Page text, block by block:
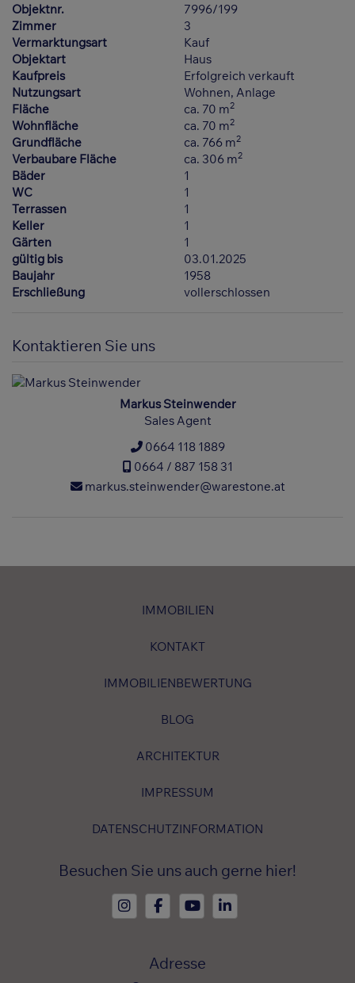
Objektnr.
7996/199
Zimmer
3
Vermarktungsart
Kauf
Objektart
Haus
Kaufpreis
Erfolgreich verkauft
Nutzungsart
Wohnen Anlage
Fläche
ca. 70 m2
Wohnfläche ca. 70 m2
Grundfläche ca. 766 m2
Verbaubare Fläche ca. 306 m2
Bäder
1
WC
1
Terrassen
1
Keller
1
Gärten
1
gültig bis
03.01.2025
Baujahr
1958
Erschließung
vollerschlossen
Kontaktieren Sie uns
Markus Steinwender
Sales Agent
0664 118 1889
0664 / 887 158 31
markus.steinwender@warestone.at
IMMOBILIEN
KONTAKT
IMMOBILIENBEWERTUNG
BLOG
ARCHITEKTUR
IMPRESSUM
DATENSCHUTZINFORMATION
Besuchen Sie uns auch gerne hier!
Adresse